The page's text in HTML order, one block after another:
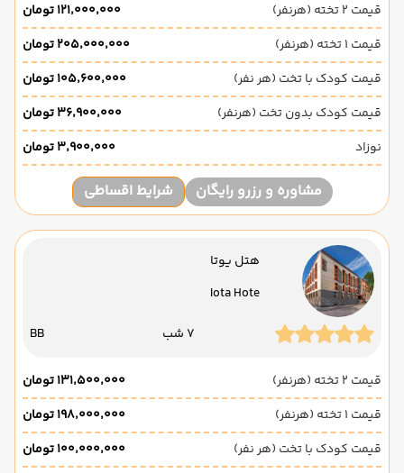
قیمت 2 تخته (هرنفر)
۱۲۱٬۰۰۰٬۰۰۰ تومان
قیمت 1 تخته (هرنفر)
۲۰۵٬۰۰۰٬۰۰۰ تومان
قیمت کودک با تخت (هر نفر)
۱۰۵٬۶۰۰٬۰۰۰ تومان
قیمت کودک بدون تخت (هرنفر)
۳۶٬۹۰۰٬۰۰۰ تومان
نوزاد
۳٬۹۰۰٬۰۰۰ تومان
مشاوره و رزرو رایگان شرایط اقساطی
هتل یوتا
Iota Hote
7 شب BB
قیمت 2 تخته (هرنفر)
۱۳۱٬۵۰۰٬۰۰۰ تومان
قیمت 1 تخته (هرنفر)
۱۹۸٬۰۰۰٬۰۰۰ تومان
قیمت کودک با تخت (هر نفر)
۱۰۰٬۰۰۰٬۰۰۰ تومان